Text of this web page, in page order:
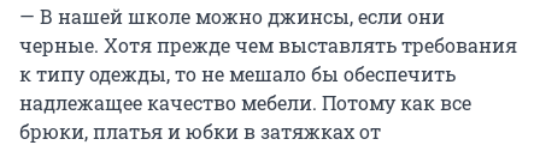
— В нашей школе можно джинсы, если они
черные. Хотя прежде чем выставлять требования
к типу одежды, то не мешало бы обеспечить
надлежащее качество мебели. Потому как все
брюки, платья и юбки в затяжках от